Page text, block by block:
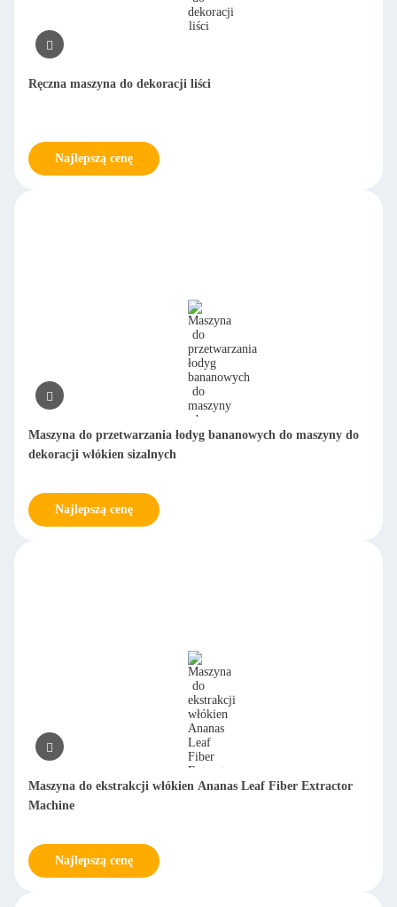
Ręczna maszyna do dekoracji liści
Najlepszą cenę
Maszyna do przetwarzania łodyg bananowych do maszyny do
dekoracji włókien sizalnych
Najlepszą cenę
Maszyna do ekstrakcji włókien Ananas Leaf Fiber Extractor
Machine
Najlepszą cenę